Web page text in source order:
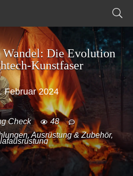
Wandel: Die Evolution
Kunstfaser
Februar 2024
Check
48
,Ausrüstung & Zubehör,